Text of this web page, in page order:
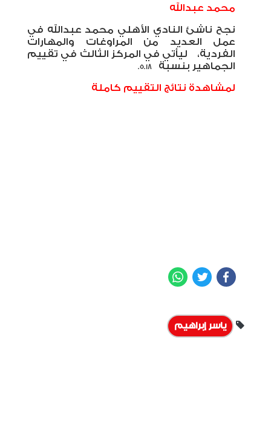
محمد عبدالله
نجح ناشئ النادي الأهلي محمد عبدالله في
عمل العديد من المراوغات والمهارات
الفردية، ليأتي في المركز الثالث في تقييم
الجماهير بنسبة
5.18.
لمشاهدة نتائج التقييم كاملة
Facebook
Twitter
ياسر إبراهيم